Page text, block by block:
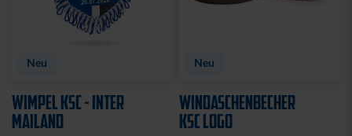
Neu
WIMPEL KSC - INTER
MAILAND
Neu
WINDASCHENBECHER
KSC LOGO